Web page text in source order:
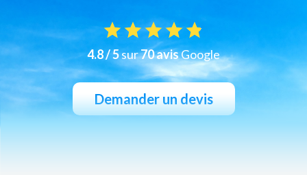
4.8 / 5sur70 avisGoogle
Demander un devis